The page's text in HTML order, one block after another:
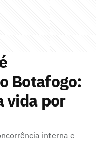
Botafogo:
vida por
interna e